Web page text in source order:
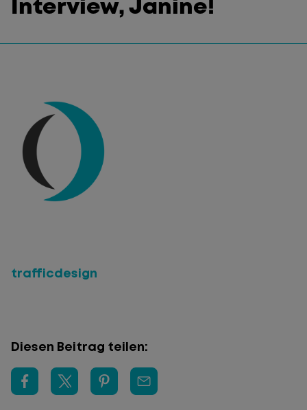
Interview, Janine!
trafficdesign
Diesen Beitrag teilen: